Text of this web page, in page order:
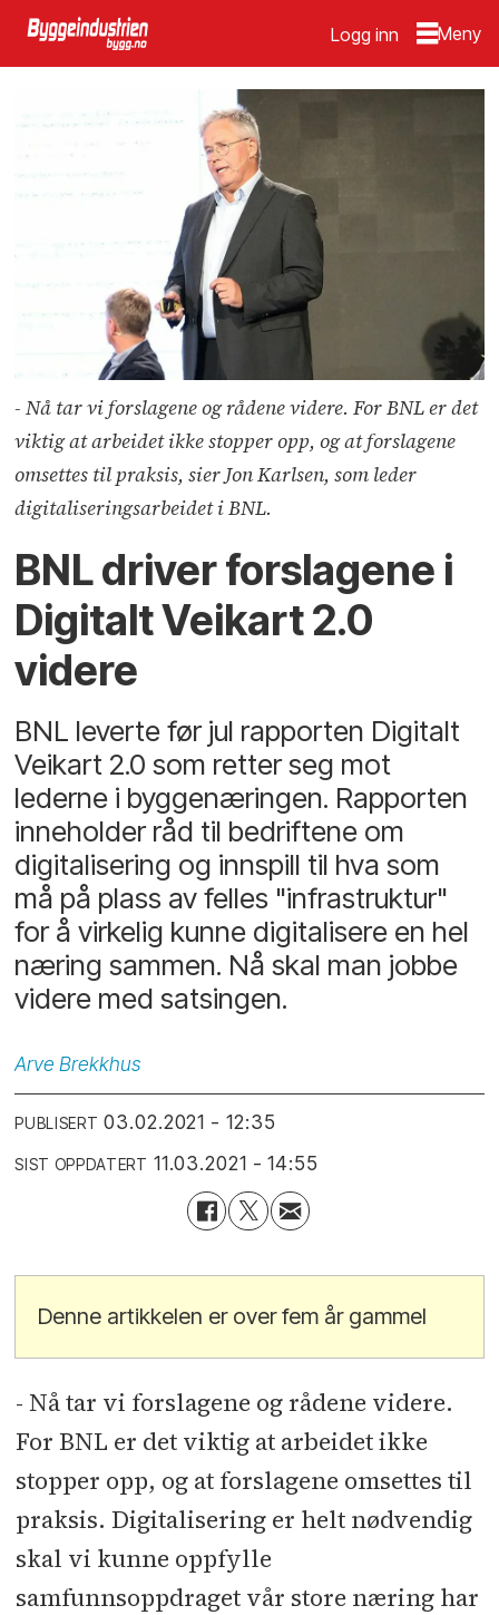
Logg inn
- Nå tar vi forslagene og rådene videre. For BNL er det
viktig at arbeidet ikke stopper opp, og at forslagene
omsettes til praksis, sier Jon Karlsen, som leder
digitaliseringsarbeidet i BNL.
BNL driver forslagene i
Digitalt Veikart 2.0
videre
BNL leverte før jul rapporten Digitalt
Veikart 2.0 som retter seg mot
lederne i byggenæringen. Rapporten
inneholder råd til bedriftene om
digitalisering og innspill til hva som
må på plass av felles "infrastruktur"
for å virkelig kunne digitalisere en hel
næring sammen. Nå skal man jobbe
videre med satsingen.
Arve Brekkhus
PUBLISERT 03.02.2021 - 12:35
SIST OPPDATERT 11.03.2021 - 14:55
Denne artikkelen er over fem år gammel
- Nå tar vi forslagene og rådene videre.
For BNL er det viktig at arbeidet ikke
stopper opp, og at forslagene omsettes til
praksis. Digitalisering er helt nødvendig
skal vi kunne oppfylle
samfunnsoppdraget vår store næring har